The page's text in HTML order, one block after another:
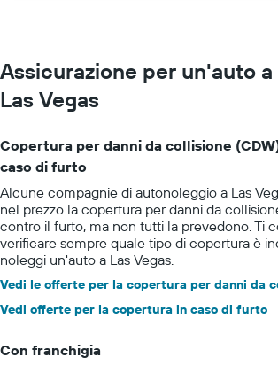
Assicurazione per un'auto
Las Vegas
Copertura per danni da collisione
caso di furto
Alcune compagnie di autonoleggio a Las
nel prezzo la copertura per danni da
contro il furto, ma non tutti la prevedono. Ti
verificare sempre quale tipo di copertura è
noleggi un'auto a Las Vegas.
Vedi le offerte per la copertura per danni da
Vedi offerte per la copertura in caso di furto
Con franchigia